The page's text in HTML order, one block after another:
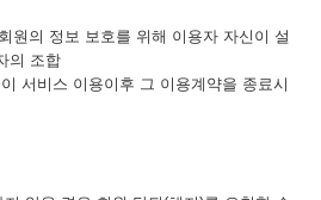
원의 정보 보호를 위해 이용자 자신이 설
의 조합
서비스 이용이후 그 이용계약을 종료시